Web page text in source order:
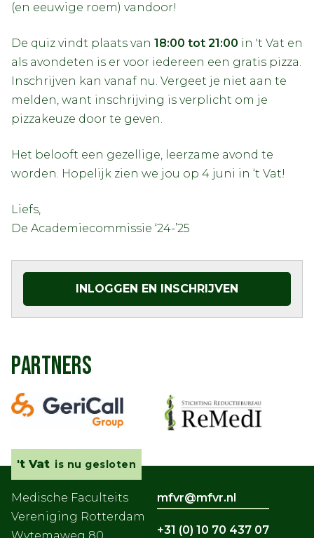
(en eeuwige roem) vandoor!
De quiz vindt plaats van 18:00 tot 21:00 in 't Vat en
als avondeten is er voor iedereen een gratis pizza.
Inschrijven kan vanaf nu. Vergeet je niet aan te
melden, want inschrijving is verplicht om je
pizzakeuze door te geven.
Het belooft een gezellige, leerzame avond te
worden. Hopelijk zien we jou op 4 juni in ‘t Vat!
Liefs,
De Academiecommissie ‘24-’25
INLOGGEN EN INSCHRIJVEN
PARTNERS
't Vat is nu gesloten
Medische Faculteits
Vereniging Rotterdam
Wytemaweg 80
mfvr@mfvr.nl
+31 (0) 10 70 437 07